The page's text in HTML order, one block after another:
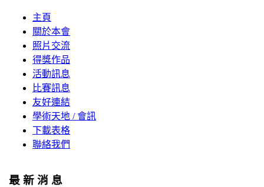
主頁
關於本會
照片交流
得獎作品
活動訊息
比賽訊息
友好連結
學術天地 / 會訊
下載表格
聯絡我們
最 新 消 息